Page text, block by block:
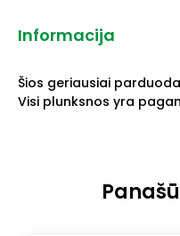
Informacija
Šios geriausiai
Visi plunksnos yra